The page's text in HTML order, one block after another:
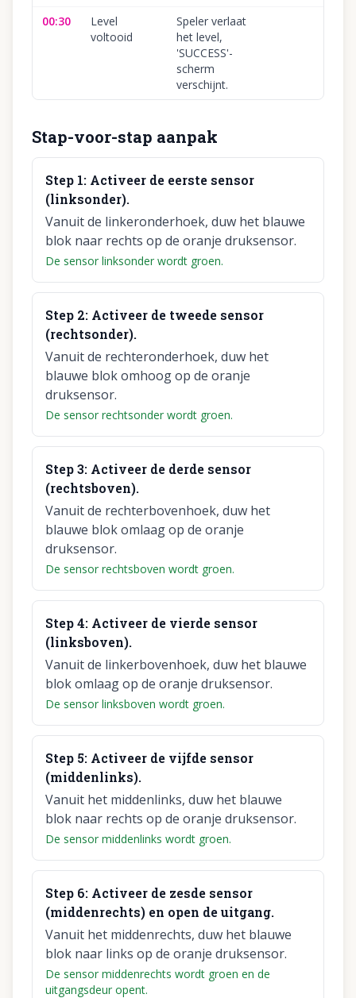
00:30
Level
voltooid
Speler verlaat
het level,
'SUCCESS'-
scherm
verschijnt.
Stap-voor-stap aanpak
Step 1: Activeer de eerste sensor
(linksonder).
Vanuit de linkeronderhoek, duw het blauwe
blok naar rechts op de oranje druksensor.
De sensor linksonder wordt groen.
Step 2: Activeer de tweede sensor
(rechtsonder).
Vanuit de rechteronderhoek, duw het
blauwe blok omhoog op de oranje
druksensor.
De sensor rechtsonder wordt groen.
Step3: Activeer de derde sensor
(rechtsboven).
Vanuit de rechterbovenhoek, duw het
blauwe blok omlaag op de oranje
druksensor.
De sensor rechtsboven wordt groen.
Step4: Activeer de vierde sensor
(linksboven).
Vanuit de linkerbovenhoek, duw het blauwe
blok omlaag op de oranje druksensor.
De sensor linksboven wordt groen.
Step 5: Activeer de vijfde sensor
(middenlinks).
Vanuit het middenlinks, duw het blauwe
blok naar rechts op de oranje druksensor.
De sensor middenlinks wordt groen.
Step 6: Activeer de zesde sensor
(middenrechts) en open de uitgang.
Vanuit het middenrechts, duw het blauwe
blok naar links op de oranje druksensor.
De sensor middenrechts wordt groen en de
uitgangsdeur opent.